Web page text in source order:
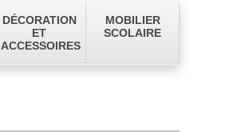
DÉCORATION
ET
ACCESSOIRES
MOBILIER
SCOLAIRE